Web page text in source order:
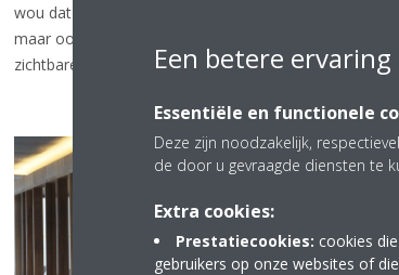
wou dat er geen enkele leiding zichtbaar bleef, werden
maar ook de condenswater-afvoerleidingen volledig
zichtbare betonnen welfsels.Een betere ervaring
Essentiële en functionele
Deze zijn noodzakelijk,
de door u gevraagde diensten te
Extra cookies:
Prestatiecookies: cookies
gebruikers op onze websites of